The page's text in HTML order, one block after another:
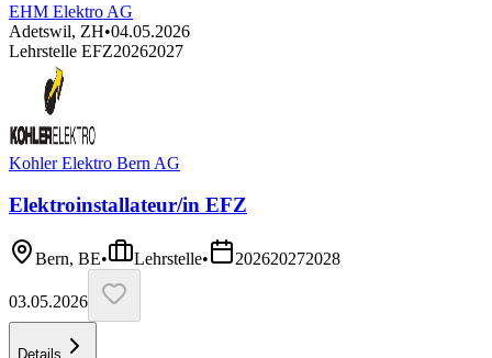
EHM Elektro AG
Adetswil, ZH•04.05.2026
Lehrstelle EFZ20262027
Kohler Elektro Bern AG
Elektroinstallateur/in EFZ
Bern, BE• Lehrstelle• 202620272028
03.05.2026
Details